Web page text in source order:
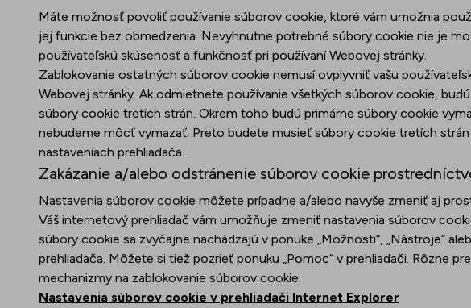
Máte možnosť povoliť používanie súborov cookie, ktoré vám umožnia
jej funkcie bez obmedzenia. Nevyhnutne potrebné súbory cookie nie je
používateľskú skúsenosť a funkčnosť pri používaní Webovej stránky.
Zablokovanie ostatných súborov cookie nemusí ovplyvniť vašu
Webovej stránky. Ak odmietnete používanie všetkých súborov cookie,
súbory cookie tretích strán. Okrem toho budú primárne súbory cookie
nebudeme môcť vymazať. Preto budete musieť súbory cookie tretích
nastaveniach prehliadača.
Zakázanie a/alebo odstránenie súborov cookie
Nastavenia súborov cookie môžete prípadne a/alebo navyše zmeniť aj
Váš internetový prehliadač vám umožňuje zmeniť nastavenia súborov
súbory cookie sa zvyčajne nachádzajú v ponuke „Možnosti“, „Nástroje“
prehliadača. Môžete si tiež pozrieť ponuku „Pomoc“ v prehliadači. Rôzne
mechanizmy na zablokovanie súborov cookie.
Nastavenia súborov cookie v prehliadači Internet Explorer